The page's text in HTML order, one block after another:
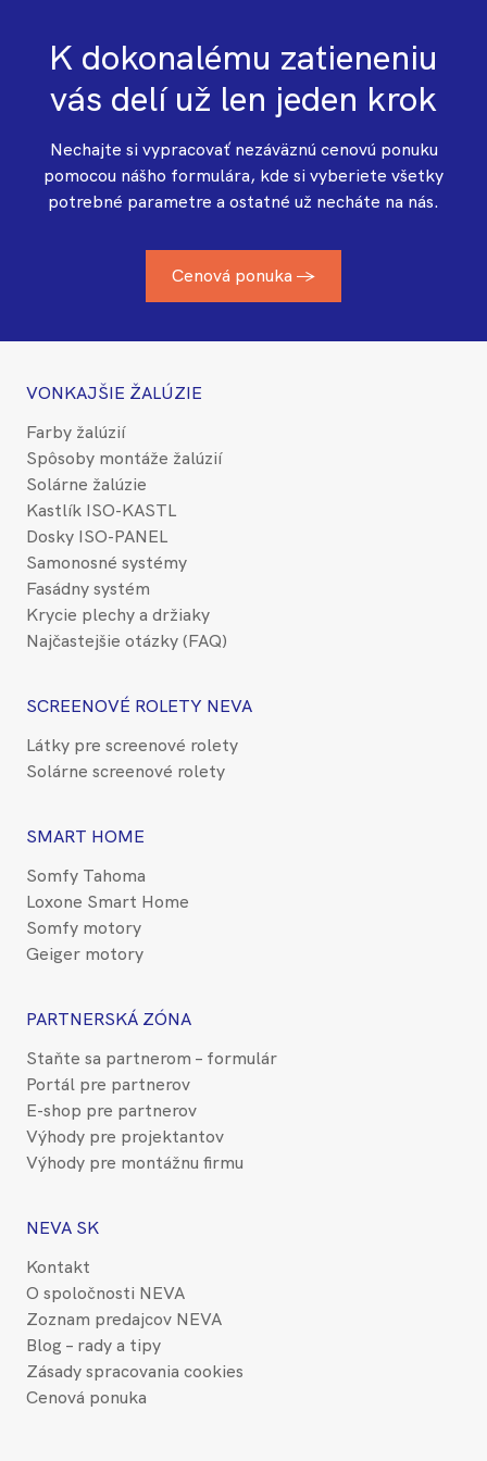
K dokonalému zatieneniu
vás delí už len jeden krok
Nechajte si vypracovať nezáväznú cenovú ponuku
pomocou nášho formulára, kde si vyberiete všetky
potrebné parametre a ostatné už necháte na nás.
Cenová ponuka →
VONKAJŠIE ŽALÚZIE
Farby žalúzií
Spôsoby montáže žalúzií
Solárne žalúzie
Kastlík ISO-KASTL
Dosky ISO-PANEL
Samonosné systémy
Fasádny systém
Krycie plechy a držiaky
Najčastejšie otázky (FAQ)
SCREENOVÉ ROLETY NEVA
Látky pre screenové rolety
Solárne screenové rolety
SMART HOME
Somfy Tahoma
Loxone Smart Home
Somfy motory
Geiger motory
PARTNERSKÁ ZÓNA
Staňte sa partnerom – formulár
Portál pre partnerov
E-shop pre partnerov
Výhody pre projektantov
Výhody pre montážnu firmu
NEVA SK
Kontakt
O spoločnosti NEVA
Zoznam predajcov NEVA
Blog – rady a tipy
Zásady spracovania cookies
Cenová ponuka